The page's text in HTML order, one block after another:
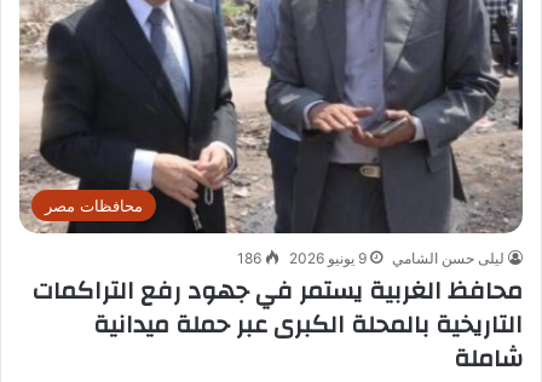
محافظات مصر
ليلى حسن الشامي 9 يونيو 2026 186
محافظ الغربية يستمر في جهود رفع التراكمات
التاريخية بالمحلة الكبرى عبر حملة ميدانية
شاملة